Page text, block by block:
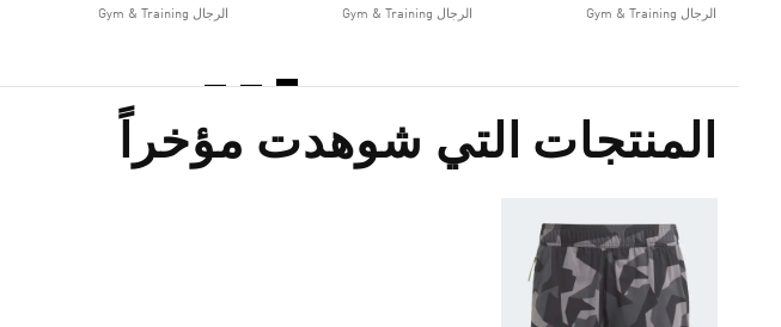
الرجال Gym & Training الرجال Gym & Training الرجال Gym & Training
المنتجات التي شوهدت مؤخراً